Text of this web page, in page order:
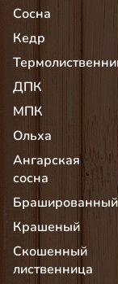
Сосна
Кедр
ДПК
МПК
Ольха
Ангарская
сосна
Брашированный
Крашеный
Скошенный
лиственница